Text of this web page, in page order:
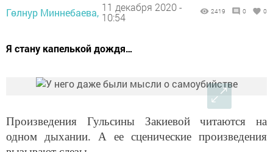
Гөлнур Миннебаева, 11 декабря 2020 -
10:54
2419 0 0
Я стану капелькой дождя…
Произведения Гульсины Закиевой читаются на
одном дыхании. А ее сценические произведения